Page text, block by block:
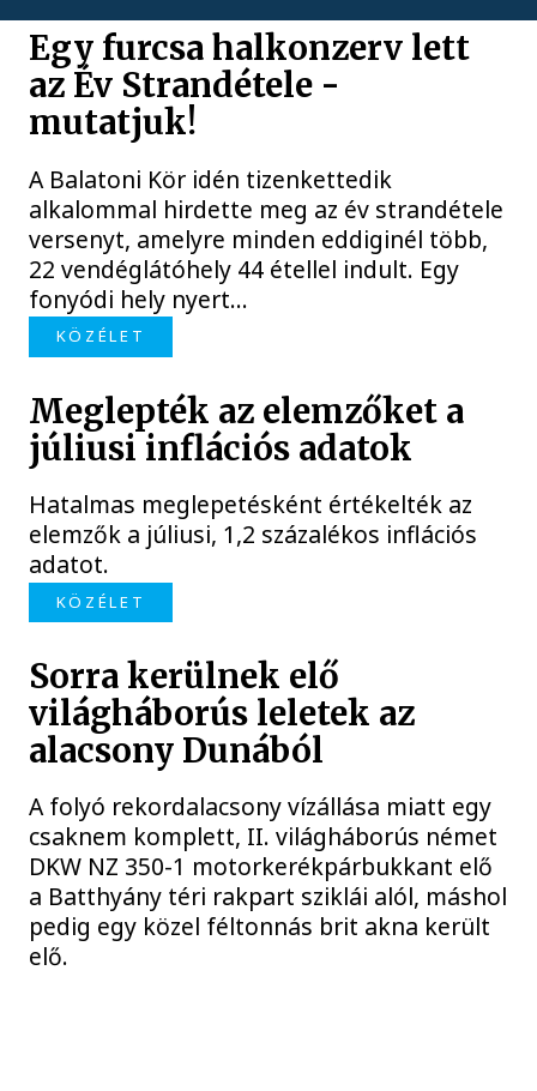
Egy furcsa halkonzerv lett
az Év Strandétele -
mutatjuk!
A Balatoni Kör idén tizenkettedik
alkalommal hirdette meg az év strandétele
versenyt, amelyre minden eddiginél több,
22 vendéglátóhely 44 étellel indult. Egy
fonyódi hely nyert...
KÖZÉLET
Meglepték az elemzőket a
júliusi inflációs adatok
Hatalmas meglepetésként értékelték az
elemzők a júliusi, 1,2 százalékos inflációs
adatot.
KÖZÉLET
Sorra kerülnek elő
világháborús leletek az
alacsony Dunából
A folyó rekordalacsony vízállása miatt egy
csaknem komplett, II. világháborús német
DKW NZ 350-1 motorkerékpárbukkant elő
a Batthyány téri rakpart sziklái alól, máshol
pedig egy közel féltonnás brit akna került
elő.